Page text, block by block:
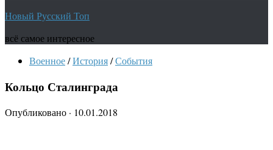
Новый Русский Топ
всё самое интересное
Военное/История/События
Кольцо Сталинграда
Опубликовано · 10.01.2018